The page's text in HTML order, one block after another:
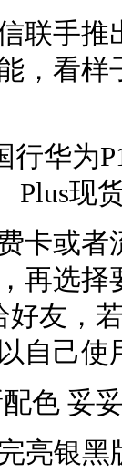
联手
，看
卡或
再选
友，
自己使
色 妥
亮银